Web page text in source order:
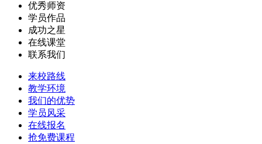
优秀师资
学员作品
成功之星
在线课堂
联系我们
来校路线
教学环境
我们的优势
学员风采
在线报名
抢免费课程